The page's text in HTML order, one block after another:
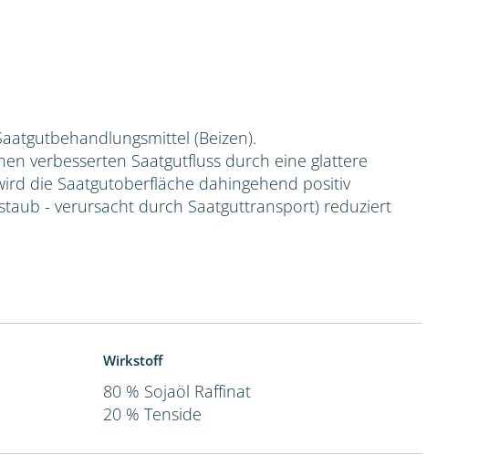
(Beizen).
verbesserten Saatgutfluss durch eine glattere
die Saatgutoberfläche dahingehend positiv
- verursacht durch Saatguttransport) reduziert
Wirkstoff
80 % Sojaöl Raffinat
20 % Tenside